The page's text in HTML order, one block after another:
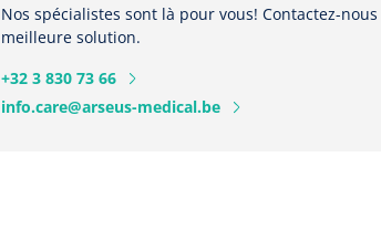
Nos spécialistes sont là pour vous! Contactez-
meilleure solution.
+32 3 830 73 66
info.care@arseus-medical.be